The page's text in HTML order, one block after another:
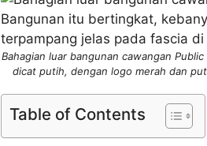
Bahagian luar bangunan cawangan
dicat putih, dengan logo merah dan
Table of Contents